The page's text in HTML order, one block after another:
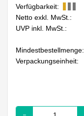
Verfügbarkeit:
Netto exkl. MwSt.:
UVP inkl. MwSt.:
Mindestbestellmenge:
Verpackungseinheit: